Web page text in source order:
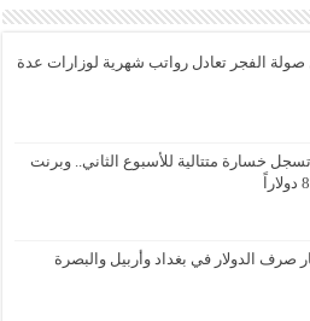
الفجر تعادل رواتب شهرية لوزارات عدة
خسارة متتالية للأسبوع الثاني.. وبرنت
صرف الدولار في بغداد وأربيل والبصرة